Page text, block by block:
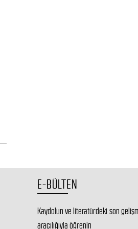
E-BÜLTEN
Kaydolun ve literatürdeki son
aracılığıyla öğrenin